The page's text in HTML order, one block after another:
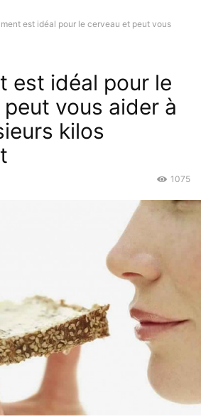
est idéal pour le cerveau et peut vous
est idéal pour le
vous aider à
kilos
1075